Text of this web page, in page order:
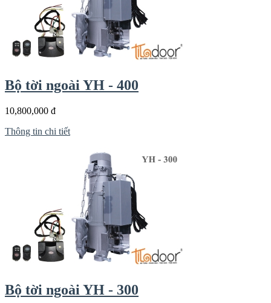
Bộ tời ngoài YH - 400
10,800,000 đ
Thông tin chi tiết
Bộ tời ngoài YH - 300